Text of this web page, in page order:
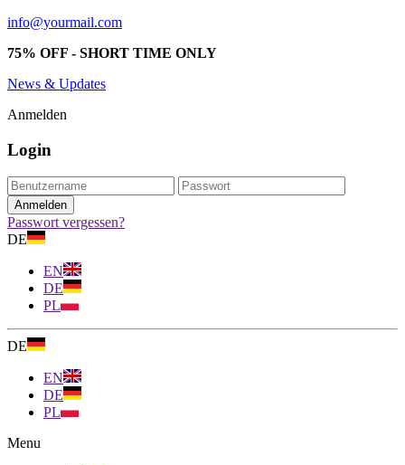
info@yourmail.com
75% OFF - SHORT TIME ONLY
News & Updates
Anmelden
Login
Passwort vergessen?
DE
EN
DE
PL
DE
EN
DE
PL
Menu